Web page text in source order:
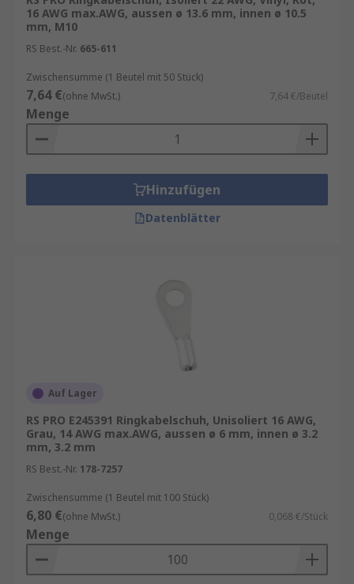
Kabelschuhe in Ringform haben die Fähigkeit zur
Aufnahme von größerer Litze. Für diese
Hochleistungs-Verbinder sind Spezialwerkzeuge
Welche verschiedenen Kontakt-Materialien
bieten wir an?
16 AWG max.AWG, aussen ø 13.6 mm, innen ø 10.5
mm, M10
RS Best.-Nr. 665-611
Zwischensumme (1 Beutel mit 50 Stück)
7,64 €(ohne MwSt.) 7,64 €/Beutel
Menge
Hinzufügen
Datenblätter
Auf Lager
RS PRO E245391 Ringkabelschuh, Unisoliert 16 AWG,
Grau, 14 AWG max.AWG, aussen ø 6 mm, innen ø 3.2
mm, 3.2 mm
RS Best.-Nr. 178-7257
Zwischensumme (1 Beutel mit 100 Stück)
6,80 €(ohne MwSt.) 0,068 €/Stück
Menge